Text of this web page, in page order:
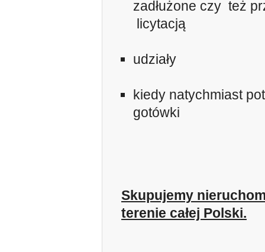
zadłużone czy też
licytacją
udziały
kiedy natychmiast
gotówki
Skupujemy
terenie całej Polski.